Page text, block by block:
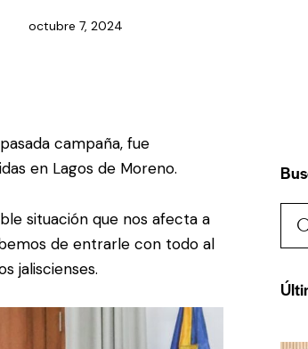
octubre 7, 2024
campaña, fue
en Lagos de Moreno.
situación que nos afecta a
de entrarle con todo al
jaliscienses.